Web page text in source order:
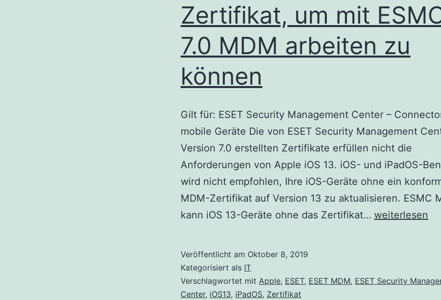
Zertifikat, um mit
7.0 MDM arbeiten zu
können
Gilt für: ESET Security Management Center –
mobile Geräte Die von ESET Security Management
Version 7.0 erstellten Zertifikate erfüllen nicht die
Anforderungen von Apple iOS 13. iOS- und iPadOS-
wird nicht empfohlen, Ihre iOS-Geräte ohne ein
MDM-Zertifikat auf Version 13 zu aktualisieren. ESMC
kann iOS 13-Geräte ohne das Zertifikat… iOS
ein
weiterlesen
Veröffentlicht am Oktober 8, 2019
Kategorisiert als IT
Verschlagwortet mit Apple, ESET, ESET MDM, ESET Security
Center, iOS13, iPadOS, Zertifikat